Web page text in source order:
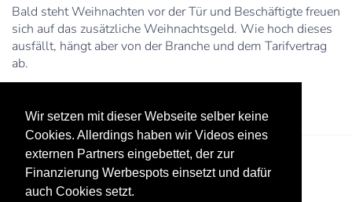
Wir setzen mit dieser Webseite selber keine
Cookies. Allerdings haben wir Videos eines
externen Partners eingebettet, der zur
Finanzierung Werbespots einsetzt und dafür
auch Cookies setzt.
Bald steht Weihnachten vor der Tür und Beschäftigte freuen
sich auf das zusätzliche Weihnachtsgeld. Wie hoch dieses
ausfällt, hängt aber von der Branche und dem Tarifvertrag
ab.